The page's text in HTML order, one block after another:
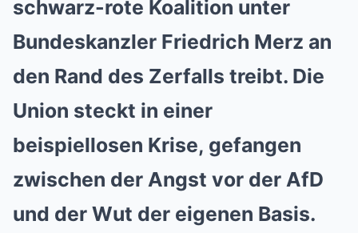
schwarz-rote Koalition unter
Bundeskanzler Friedrich Merz an
den Rand des Zerfalls treibt. Die
Union steckt in einer
beispiellosen Krise, gefangen
zwischen der Angst vor der AfD
und der Wut der eigenen Basis.